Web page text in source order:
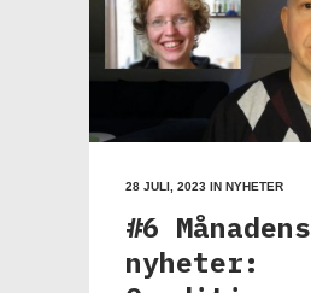
28 JULI, 2023 IN NYHETER
#6 Månadens
nyheter: